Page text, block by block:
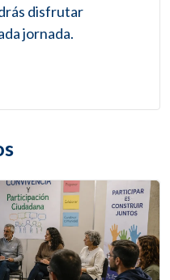
disfrutar
jornada.